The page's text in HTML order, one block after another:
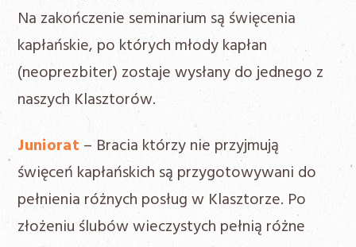
Na zakończenie seminarium są święcenia
kapłańskie, po których młody kapłan
(neoprezbiter) zostaje wysłany do jednego z
naszych Klasztorów.
Juniorat – Bracia którzy nie przyjmują
święceń kapłańskich są przygotowywani do
pełnienia różnych posług w Klasztorze. Po
złożeniu ślubów wieczystych pełnią różne